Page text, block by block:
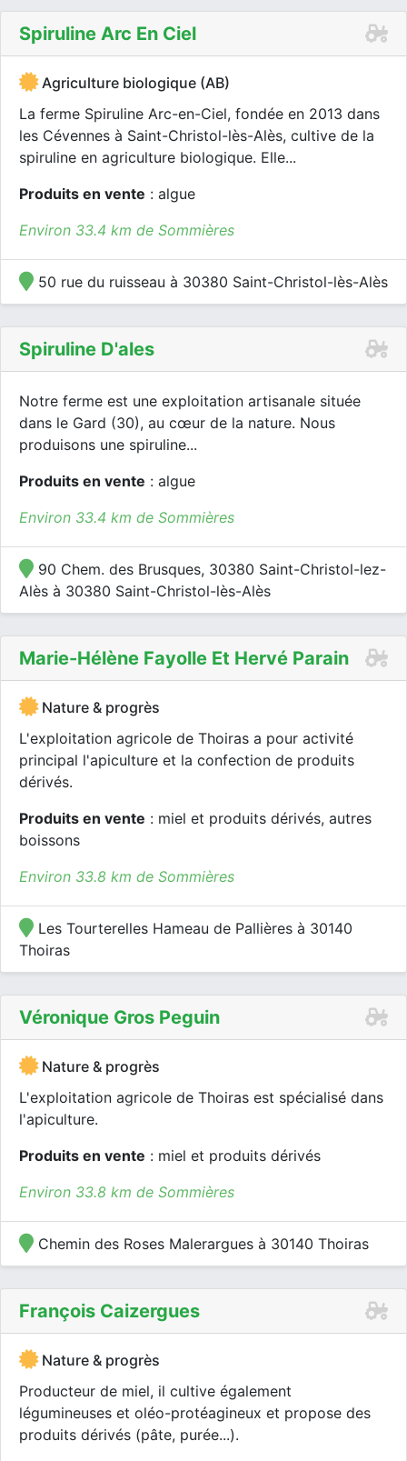
Spiruline Arc En Ciel
Agriculture biologique (AB)
La ferme Spiruline Arc-en-Ciel, fondée en 2013 dans
les Cévennes à Saint-Christol-lès-Alès, cultive de la
spiruline en agriculture biologique. Elle...
Produits en vente : algue
Environ 33.4 km de Sommières
50 rue du ruisseau à 30380 Saint-Christol-lès-Alès
Spiruline D'ales
Notre ferme est une exploitation artisanale située
dans le Gard (30), au cœur de la nature. Nous
produisons une spiruline...
Produits en vente : algue
Environ 33.4 km de Sommières
90 Chem. des Brusques, 30380 Saint-Christol-lez-
Alès à 30380 Saint-Christol-lès-Alès
Marie-Hélène Fayolle Et Hervé Parain
Nature & progrès
L'exploitation agricole de Thoiras a pour activité
principal l'apiculture et la confection de produits
dérivés.
Produits en vente : miel et produits dérivés, autres
boissons
Environ 33.8 km de Sommières
Les Tourterelles Hameau de Pallières à 30140
Thoiras
Véronique Gros Peguin
Nature & progrès
L'exploitation agricole de Thoiras est spécialisé dans
l'apiculture.
Produits en vente : miel et produits dérivés
Environ 33.8 km de Sommières
Chemin des Roses Malerargues à 30140 Thoiras
François Caizergues
Nature & progrès
Producteur de miel, il cultive également
légumineuses et oléo-protéagineux et propose des
produits dérivés (pâte, purée...).